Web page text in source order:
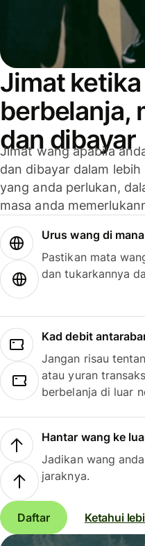
Jimat
berbelanja,
dan dibayar
Jimat wang apabila
dan dibayar dalam
yang anda perlukan,
masa anda
Urus wang di
Pastikan mata
dan tukarkannya
Kad debit
Jangan risau
atau yuran
berbelanja di luar
Hantar wang ke
Jadikan wang
jaraknya.
Daftar Ketahui